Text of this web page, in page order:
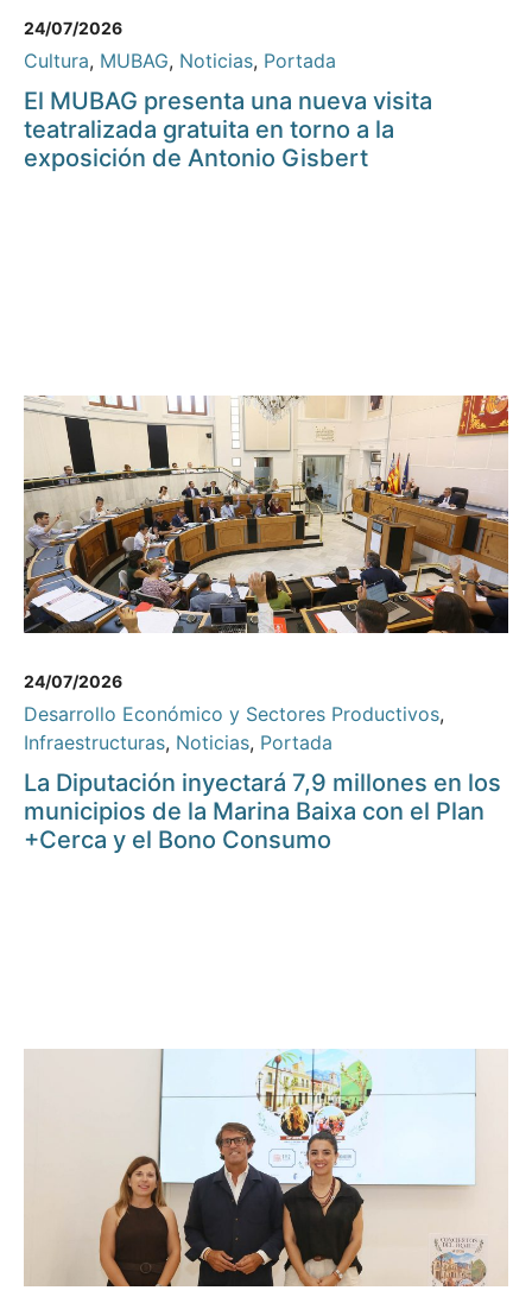
24/07/2026
Cultura, MUBAG, Noticias, Portada
El MUBAG presenta una nueva visita
teatralizada gratuita en torno a la
exposición de Antonio Gisbert
24/07/2026
Desarrollo Económico y Sectores Productivos,
Infraestructuras, Noticias, Portada
La Diputación inyectará 7,9 millones en los
municipios de la Marina Baixa con el Plan
+Cerca y el Bono Consumo